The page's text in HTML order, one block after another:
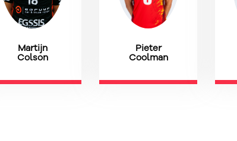
Martijn
Colson
Pieter
Coolman